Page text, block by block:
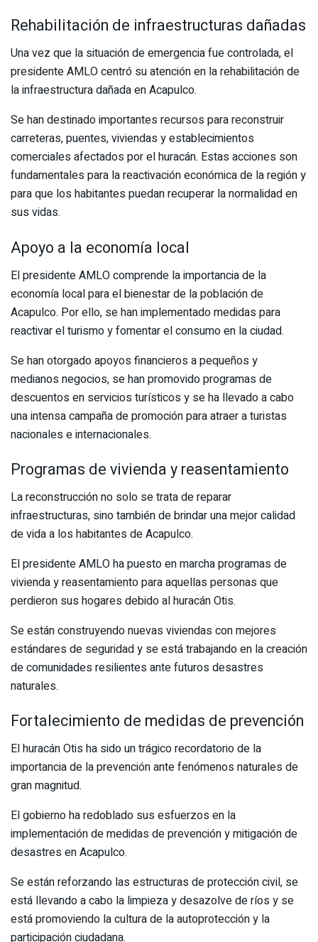
Rehabilitación de infraestructuras dañadas
Una vez que la situación de emergencia fue controlada, el
presidente AMLO centró su atención en la rehabilitación de
la infraestructura dañada en Acapulco.
Se han destinado importantes recursos para reconstruir
carreteras, puentes, viviendas y establecimientos
comerciales afectados por el huracán. Estas acciones son
fundamentales para la reactivación económica de la región y
para que los habitantes puedan recuperar la normalidad en
sus vidas.
Apoyo a la economía local
El presidente AMLO comprende la importancia de la
economía local para el bienestar de la población de
Acapulco. Por ello, se han implementado medidas para
reactivar el turismo y fomentar el consumo en la ciudad.
Se han otorgado apoyos financieros a pequeños y
medianos negocios, se han promovido programas de
descuentos en servicios turísticos y se ha llevado a cabo
una intensa campaña de promoción para atraer a turistas
nacionales e internacionales.
Programas de vivienda y reasentamiento
La reconstrucción no solo se trata de reparar
infraestructuras, sino también de brindar una mejor calidad
de vida a los habitantes de Acapulco.
El presidente AMLO ha puesto en marcha programas de
vivienda y reasentamiento para aquellas personas que
perdieron sus hogares debido al huracán Otis.
Se están construyendo nuevas viviendas con mejores
estándares de seguridad y se está trabajando en la creación
de comunidades resilientes ante futuros desastres
naturales.
Fortalecimiento de medidas de prevención
El huracán Otis ha sido un trágico recordatorio de la
importancia de la prevención ante fenómenos naturales de
gran magnitud.
El gobierno ha redoblado sus esfuerzos en la
implementación de medidas de prevención y mitigación de
desastres en Acapulco.
Se están reforzando las estructuras de protección civil, se
está llevando a cabo la limpieza y desazolve de ríos y se
está promoviendo la cultura de la autoprotección y la
participación ciudadana.